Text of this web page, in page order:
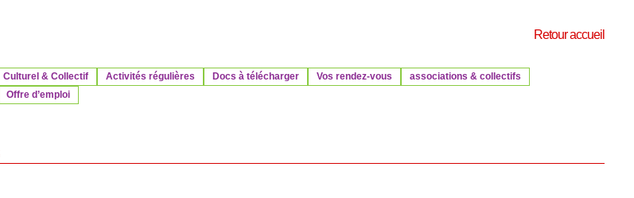
Retour accueil
Culturel & Collectif Activités régulières Docs à télécharger Vos rendez-vous
associations & collectifs
Offre d’emploi